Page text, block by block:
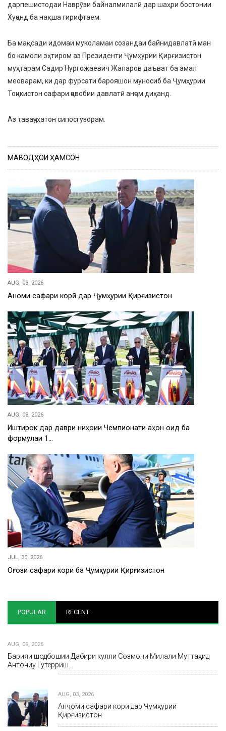
дарпешистодаи Наврӯзи байналмилалӣ дар шаҳри бостонии
Хуҷанд ба нақша гирифтаем.
Ба мақсади идомаи муколамаи созандаи байнидавлатӣ ман
бо камоли эҳтиром аз Президенти Ҷумҳурии Қирғизистон
муҳтарам Садир Нургожаевич Жапаров даъват ба амал
меоварам, ки дар фурсати барояшон муносиб ба Ҷумҳурии
Тоҷикистон сафари ҷавобии давлатӣ анҷом диҳанд.
Аз таваҷҷуҳатон сипосгузорам.
МАВОДҲОИ ҲАМСОН
AUG, 03, 2026
Анҷоми сафари корӣ дар Ҷумҳурии Қирғизистон
AUG, 03, 2026
Иштирок дар даври ниҳоии Чемпионати ҷаҳон оид ба
формулаи 1…
JUL, 30, 2026
Оғози сафари корӣ ба Ҷумҳурии Қирғизистон
POPULAR RECENT
AUG, 09, 2026
Барқияи шодбошии Дабири кулли Созмони Милали Муттаҳид
Антониу Гутерриш…
AUG, 03, 2026
Анҷоми сафари корӣ дар Ҷумҳурии
Қирғизистон